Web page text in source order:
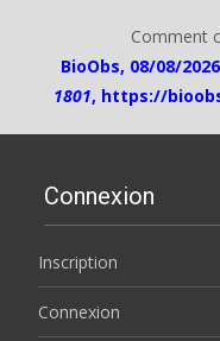
Comment
BioObs, 08/08/
1801, https://
Connexion
Inscription
Connexion